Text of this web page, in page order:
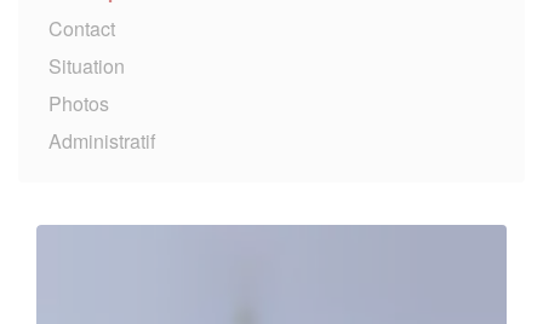
Contact
Situation
Photos
Administratif